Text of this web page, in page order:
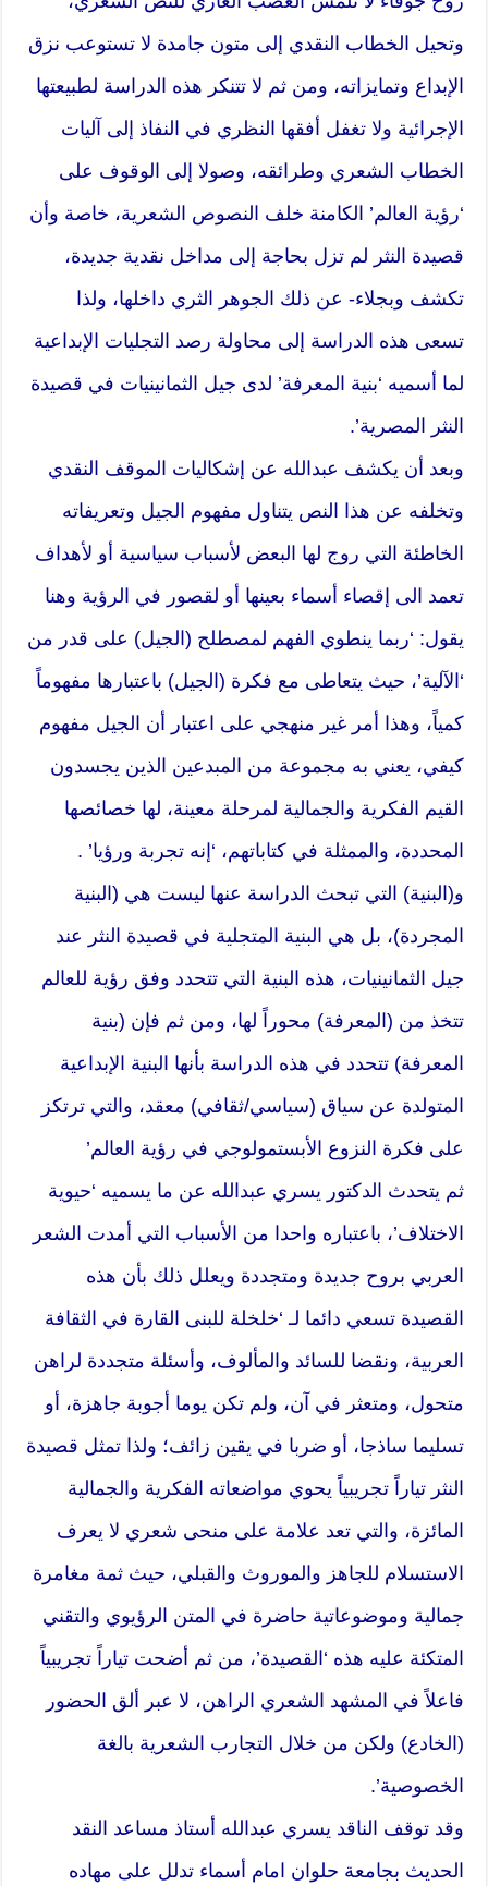
وتحيل الخطاب النقدي إلى متون جامدة لا تستوعب نزق
الإبداع وتمايزاته، ومن ثم لا تتنكر هذه الدراسة لطبيعتها
الإجرائية ولا تغفل أفقها النظري في النفاذ إلى آليات
الخطاب الشعري وطرائقه، وصولا إلى الوقوف على
‘رؤية العالم’ الكامنة خلف النصوص الشعرية، خاصة وأن
قصيدة النثر لم تزل بحاجة إلى مداخل نقدية جديدة،
تكشف وبجلاء- عن ذلك الجوهر الثري داخلها، ولذا
تسعى هذه الدراسة إلى محاولة رصد التجليات الإبداعية
لما أسميه ‘بنية المعرفة’ لدى جيل الثمانينيات في قصيدة
النثر المصرية’.
وبعد أن يكشف عبدالله عن إشكاليات الموقف النقدي
وتخلفه عن هذا النص يتناول مفهوم الجيل وتعريفاته
الخاطئة التي روج لها البعض لأسباب سياسية أو لأهداف
تعمد الى إقصاء أسماء بعينها أو لقصور في الرؤية وهنا
يقول: ‘ربما ينطوي الفهم لمصطلح (الجيل) على قدر من
‘الآلية’، حيث يتعاطى مع فكرة (الجيل) باعتبارها مفهوماً
كمياً، وهذا أمر غير منهجي على اعتبار أن الجيل مفهوم
كيفي، يعني به مجموعة من المبدعين الذين يجسدون
القيم الفكرية والجمالية لمرحلة معينة، لها خصائصها
المحددة، والممثلة في كتاباتهم، ‘إنه تجربة ورؤيا’ .
و(البنية) التي تبحث الدراسة عنها ليست هي (البنية
المجردة)، بل هي البنية المتجلية في قصيدة النثر عند
جيل الثمانينيات، هذه البنية التي تتحدد وفق رؤية للعالم
تتخذ من (المعرفة) محوراً لها، ومن ثم فإن (بنية
المعرفة) تتحدد في هذه الدراسة بأنها البنية الإبداعية
المتولدة عن سياق (سياسي/ثقافي) معقد، والتي ترتكز
على فكرة النزوع الأبستمولوجي في رؤية العالم’
ثم يتحدث الدكتور يسري عبدالله عن ما يسميه ‘حيوية
الاختلاف’، باعتباره واحدا من الأسباب التي أمدت الشعر
العربي بروح جديدة ومتجددة ويعلل ذلك بأن هذه
القصيدة تسعي دائما لـ ‘خلخلة للبنى القارة في الثقافة
العربية، ونقضا للسائد والمألوف، وأسئلة متجددة لراهن
متحول، ومتعثر في آن، ولم تكن يوما أجوبة جاهزة، أو
تسليما ساذجا، أو ضربا في يقين زائف؛ ولذا تمثل قصيدة
النثر تياراً تجريبياً يحوي مواضعاته الفكرية والجمالية
المائزة، والتي تعد علامة على منحى شعري لا يعرف
الاستسلام للجاهز والموروث والقبلي، حيث ثمة مغامرة
جمالية وموضوعاتية حاضرة في المتن الرؤيوي والتقني
المتكئة عليه هذه ‘القصيدة’، من ثم أضحت تياراً تجريبياً
فاعلاً في المشهد الشعري الراهن، لا عبر ألق الحضور
(الخادع) ولكن من خلال التجارب الشعرية بالغة
الخصوصية’.
وقد توقف الناقد يسري عبدالله أستاذ مساعد النقد
الحديث بجامعة حلوان امام أسماء تدلل على مهاده